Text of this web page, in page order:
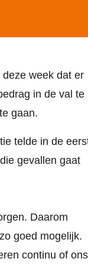
week dat er
in de val te
gaan.
telde in de
gevallen gaat
Daarom
goed mogelijk.
continu of ons